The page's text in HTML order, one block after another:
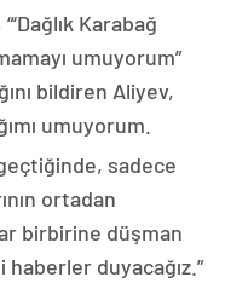
Karabağ
umuyorum”
bildiren Aliyev,
umuyorum.
sadece
ortadan
birbirine düşman
duyacağız.”